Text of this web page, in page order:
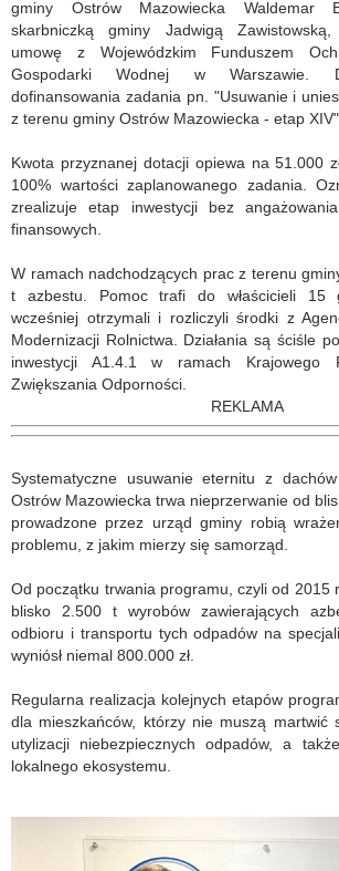
gminy Ostrów Mazowiecka Waldemar
skarbniczką gminy Jadwigą
umowę z Wojewódzkim Funduszem
Gospodarki Wodnej w Warszawie.
dofinansowania zadania pn. "Usuwanie i
z terenu gminy Ostrów Mazowiecka - etap XIV".
Kwota przyznanej dotacji opiewa na 51.000
100% wartości zaplanowanego zadania.
zrealizuje etap inwestycji bez
finansowych.
W ramach nadchodzących prac z terenu
t azbestu. Pomoc trafi do właścicieli 15
wcześniej otrzymali i rozliczyli środki z
Modernizacji Rolnictwa. Działania są ściśle
inwestycji A1.4.1 w ramach Krajowego
Zwiększania Odporności.
REKLAMA
Systematyczne usuwanie eternitu z
Ostrów Mazowiecka trwa nieprzerwanie od
prowadzone przez urząd gminy robią
problemu, z jakim mierzy się samorząd.
Od początku trwania programu, czyli od 2015
blisko 2.500 t wyrobów zawierających
odbioru i transportu tych odpadów na
wyniósł niemal 800.000 zł.
Regularna realizacja kolejnych etapów
dla mieszkańców, którzy nie muszą martwić
utylizacji niebezpiecznych odpadów, a
lokalnego ekosystemu.